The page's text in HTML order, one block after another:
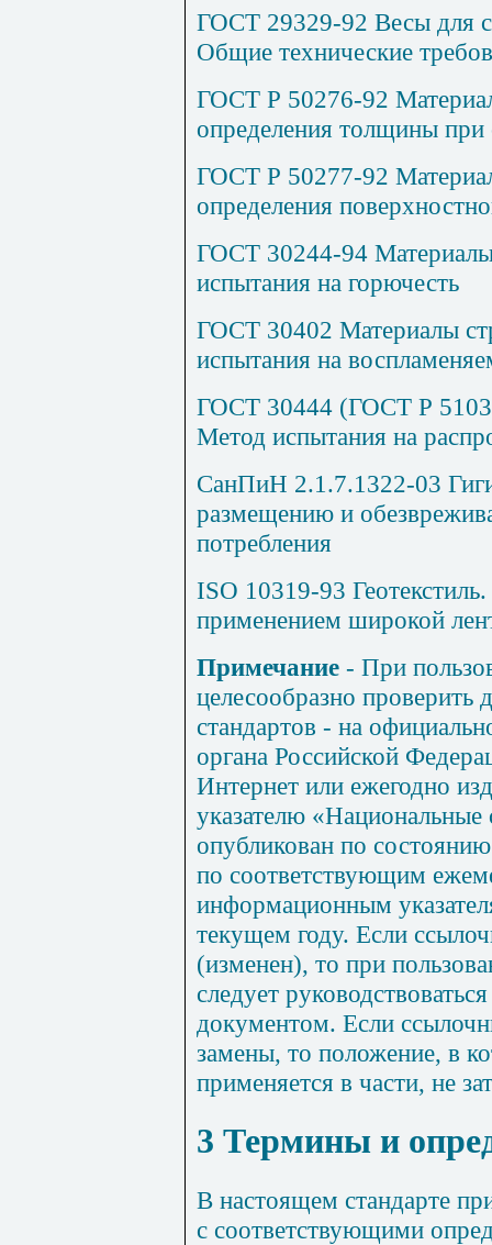
ГОСТ 29329-92 Весы для
Общие технические
ГОСТ Р 50276-92
определения толщины при
ГОСТ Р 50277-92
определения
ГОСТ 30244-94
испытания на горючесть
ГОСТ 30402 Материалы
испытания на
ГОСТ 30444 (ГОСТ Р
Метод испытания на
СанПиН 2.1.7.1322-03
размещению и
потребления
ISO 10319-93
применением широкой
Примечание - При
целесообразно проверить
стандартов - на
органа Российской
Интернет или ежегодно
указателю
опубликован по
по соответствующим
информационным
текущем году. Если
(изменен), то при
следует
документом. Если
замены, то положение, в
применяется в части, не
3 Термины и
В настоящем стандарте
с соответствующими